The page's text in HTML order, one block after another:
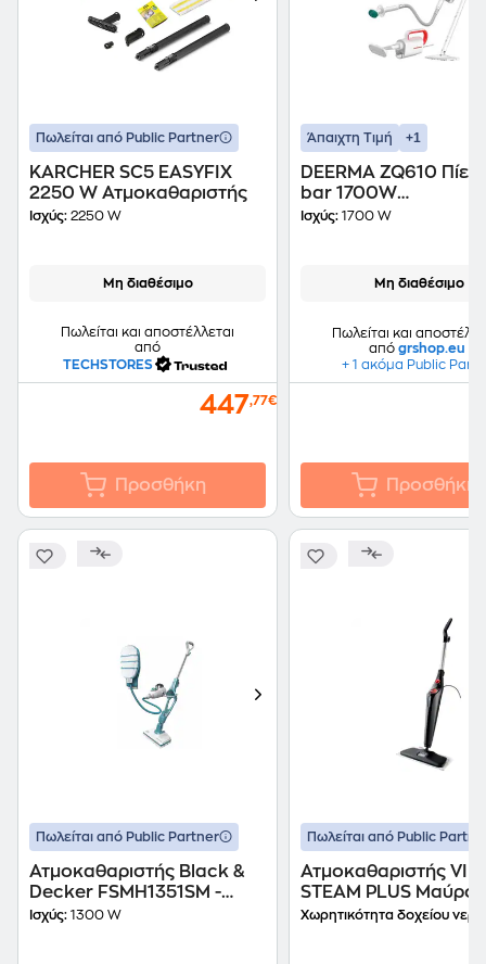
Πωλείται από Public Partner
KARCHER SC5 EASYFIX
2250 W Ατμοκαθαριστής
Ισχύς: 2250 W
Μη διαθέσιμο
Πωλείται και αποστέλλεται
από
TECHSTORES
447,77€
Προσθήκη
Άπαιχτη Τιμή +1
DEERMA ZQ610
bar 1700W
Ατμοκαθαριστής
Ισχύς: 1700 W
Μη διαθέσιμο
Πωλείται και
από grshop.eu
+ 1 ακόμα Public
Προσθήκη
Πωλείται από Public Partner
Ατμοκαθαριστής Black &
Decker FSMH1351SM -
1300W
Ισχύς: 1300 W
Πωλείται από Public
Ατμοκαθαριστής
STEAM PLUS Μαύρο
Χωρητικότητα δοχείου